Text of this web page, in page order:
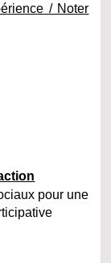
/ Noter
pour une